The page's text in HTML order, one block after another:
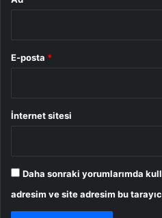
E-posta *
İnternet sitesi
Daha sonraki yorumlarımda
adresim ve site adresim bu